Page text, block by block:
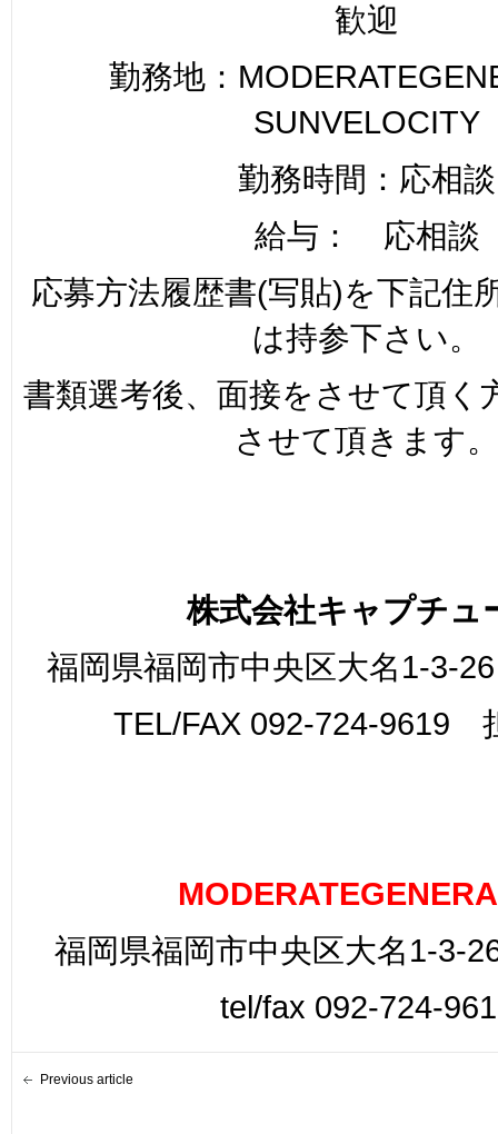
歓迎
勤務地：
SUNVELOCITY
勤務時間：応相談
給与： 応相談
応募方法履歴書(写貼)を下記住
は持参下さい。
書類選考後、面接をさせて頂く
させて頂きます。
株式会社キャプチュ
福岡県福岡市中央区大名1-3-
TEL/FAX 092-724-9619
福岡県福岡市中央区大名1-3-
tel/fax 092-724-
Previous article